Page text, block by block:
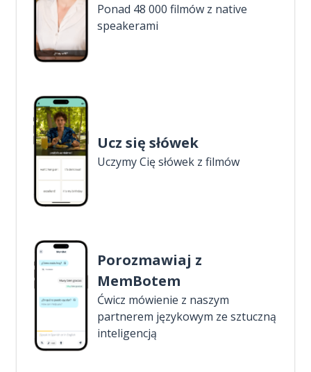
Ponad 48 000 filmów z native
speakerami
Ucz się słówek
Uczymy Cię słówek z filmów
Porozmawiaj z
MemBotem
Ćwicz mówienie z naszym
partnerem językowym ze sztuczną
inteligencją